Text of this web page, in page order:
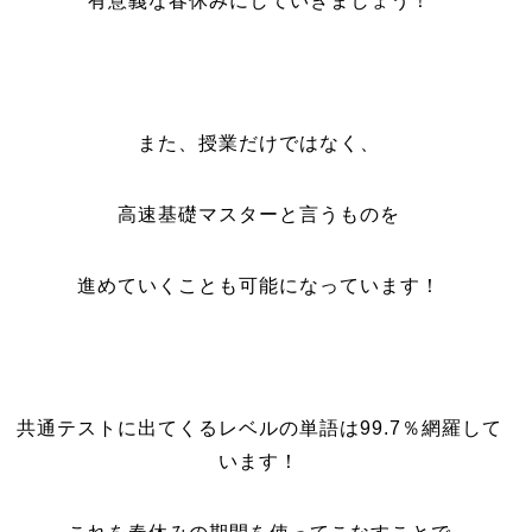
また、授業だけではなく、
高速基礎マスターと言うものを
進めていくことも可能になっています！
共通テストに出てくるレベルの単語は99.7％網羅して
います！